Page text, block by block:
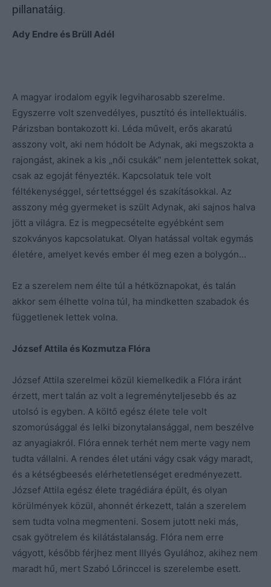
pillanatáig.
Ady Endre és Brüll Adél
A magyar irodalom egyik legviharosabb szerelme.
Egyszerre volt szenvedélyes, pusztító és intellektuális.
Párizsban bontakozott ki. Léda művelt, erős akaratú
asszony volt, aki nem hódolt be Adynak, aki megszokta a
rajongást, akinek a kis „női csukák” nem jelentettek sokat,
csak az egoját fényezték. Kapcsolatuk tele volt
féltékenységgel, sértettséggel és szakításokkal. Az
asszony még gyermeket is szült Adynak, aki sajnos halva
jött a világra. Ez is megpecsételte egyébként sem
szokványos kapcsolatukat. Olyan hatással voltak egymás
életére, amelyet kevés ember él meg ezen a bolygón…
Ez a szerelem nem élte túl a hétköznapokat, és talán
akkor sem élhette volna túl, ha mindketten szabadok és
függetlenek lettek volna.
József Attila és Kozmutza Flóra
József Attila szerelmei közül kiemelkedik a Flóra iránt
érzett, mert talán az volt a legreményteljesebb és az
utolsó is egyben. A költő egész élete tele volt
szomorúsággal és lelki bizonytalansággal, nem beszélve
az anyagiakról. Flóra ennek terhét nem merte vagy nem
tudta vállalni. A rendes élet utáni vágy csak vágy maradt,
és a kétségbeesés elérhetetlenséget eredményezett.
József Attila egész élete tragédiára épült, és olyan
körülmények közül, ahonnét érkezett, talán a szerelem
sem tudta volna megmenteni. Sosem jutott neki más,
csak gyötrelem és kilátástalanság. Flóra nem erre
vágyott, később férjhez ment Illyés Gyulához, akihez nem
maradt hű, mert Szabó Lőrinccel is szerelembe esett.